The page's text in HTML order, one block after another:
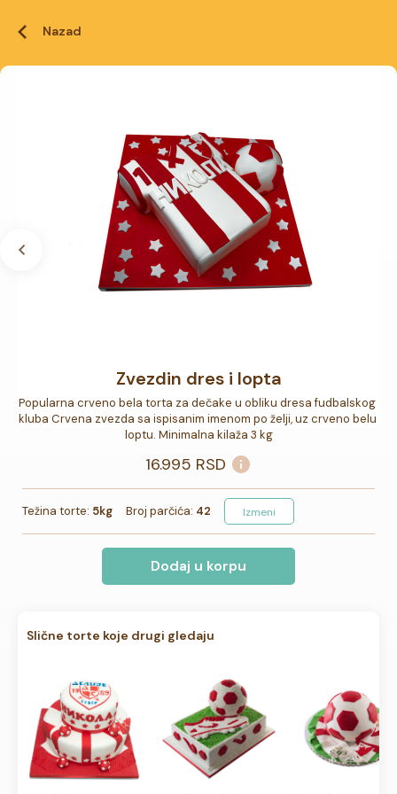
Nazad
Zvezdin dres i lopta
Popularna crveno bela torta za dečake u obliku dresa fudbalskog
kluba Crvena zvezda sa ispisanim imenom po želji, uz crveno belu
loptu. Minimalna kilaža 3 kg
16.995 RSD
Težina torte: 5kg Broj parčića: 42 Izmeni
Dodaj u korpu
Slične torte koje drugi gledaju